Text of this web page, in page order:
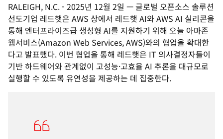
RALEIGH, N.C.- 2025년 12월 2일 —글로벌 오픈소스 솔루션
선도기업 레드햇은 AWS 상에서 레드햇 AI와 AWS AI 실리콘을
통해 엔터프라이즈급 생성형 AI를 지원하기 위해 오늘 아마존
웹서비스(Amazon Web Services, AWS)와의 협업을 확대한
다고 발표했다. 이번 협업을 통해 레드햇은 IT 의사결정자들이
기반 하드웨어와 관계없이 고성능·고효율 AI 추론을 대규모로
실행할 수 있도록 유연성을 제공하는 데 집중한다.